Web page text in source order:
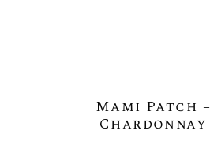
Mami Patch –
Chardonnay